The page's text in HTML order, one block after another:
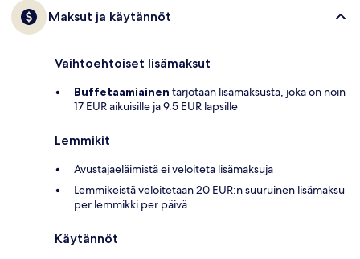
Maksut ja käytännöt
Vaihtoehtoiset lisämaksut
Buffetaamiainen tarjotaan lisämaksusta, joka on noin
17 EUR aikuisille ja 9.5 EUR lapsille
Lemmikit
Avustajaeläimistä ei veloiteta lisämaksuja
Lemmikeistä veloitetaan 20 EUR:n suuruinen lisämaksu
per lemmikki per päivä
Käytännöt